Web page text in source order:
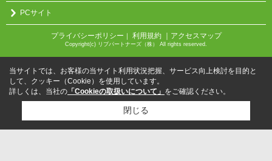
PCサイト
プライバシーポリシー ｜ 利用規約 ｜アクセスマップ
Copyright(c) リブパートナーズ（株） All rights reserved.
当サイトでは、お客様の当サイト利用状況把握、サービス向上検討を目的と
して、クッキー（Cookie）を使用しています。
詳しくは、当社の 「Cookieの取扱いについて」 をご確認ください。
閉じる